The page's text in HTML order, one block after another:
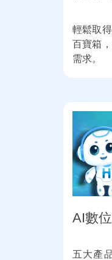
輕鬆取
百寶箱
需求。
AI數
五大產